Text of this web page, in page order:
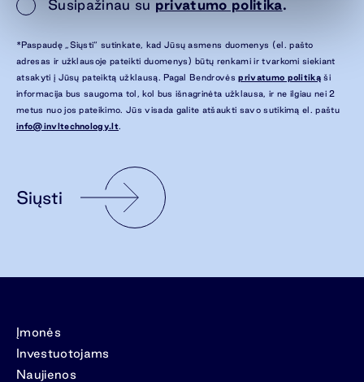
Susipažinau suprivatumo politika.
*Paspaudę „Siųsti“ sutinkate, kad Jūsų asmens duomenys (el. pašto
adresas ir užklausoje pateikti duomenys) būtų renkami ir tvarkomi siekiant
atsakyti į Jūsų pateiktą užklausą. Pagal Bendrovėsprivatumo politiką ši
informacija bus saugoma tol, kol bus išnagrinėta užklausa, ir ne ilgiau nei 2
metus nuo jos pateikimo. Jūs visada galite atšaukti savo sutikimą el. paštu
info@invltechnology.lt.
Siųsti
Įmonės
Investuotojams
Naujienos